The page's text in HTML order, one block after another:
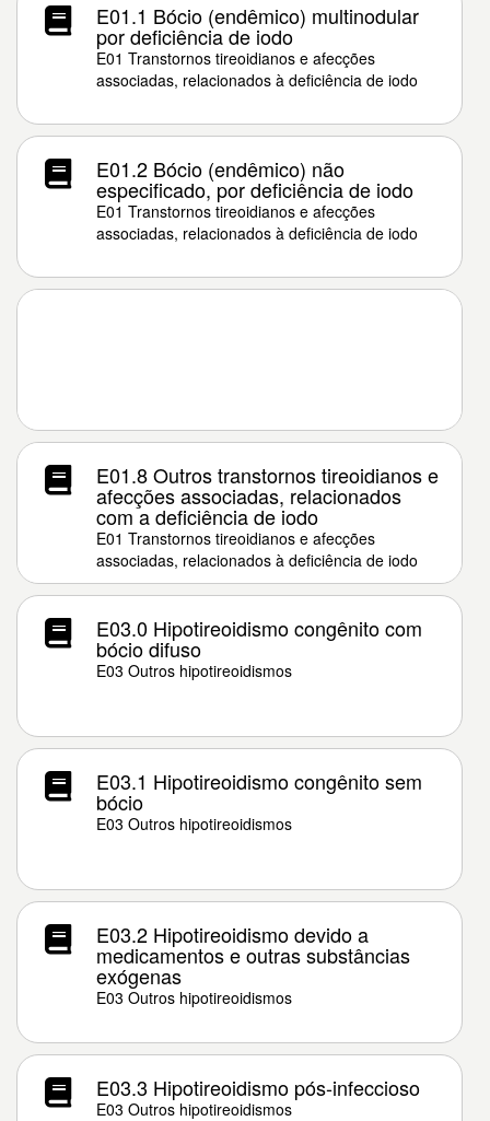
E01.1 Bócio (endêmico) multinodular
por deficiência de iodo
E01 Transtornos tireoidianos e afecções
associadas, relacionados à deficiência de iodo
E01.2 Bócio (endêmico) não
especificado, por deficiência de iodo
E01 Transtornos tireoidianos e afecções
associadas, relacionados à deficiência de iodo
E01.8 Outros transtornos tireoidianos e
afecções associadas, relacionados
com a deficiência de iodo
E01 Transtornos tireoidianos e afecções
associadas, relacionados à deficiência de iodo
E03.0 Hipotireoidismo congênito com
bócio difuso
E03 Outros hipotireoidismos
E03.1 Hipotireoidismo congênito sem
bócio
E03 Outros hipotireoidismos
E03.2 Hipotireoidismo devido a
medicamentos e outras substâncias
exógenas
E03 Outros hipotireoidismos
E03.3 Hipotireoidismo pós-infeccioso
E03 Outros hipotireoidismos